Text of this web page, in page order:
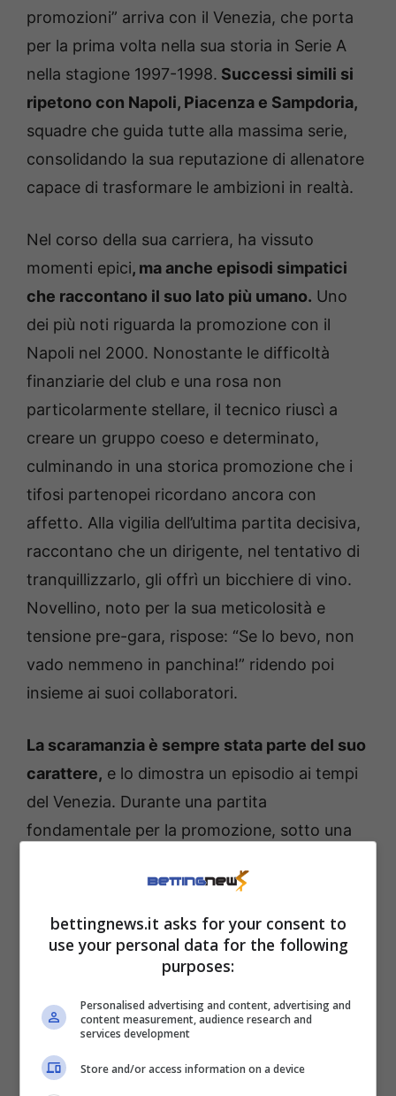
promozioni” arriva con il Venezia, che porta
per la prima volta nella sua storia in Serie A
nella stagione 1997-1998. Successi simili si
ripetono con Napoli, Piacenza e Sampdoria,
squadre che guida tutte alla massima serie,
consolidando la sua reputazione di allenatore
capace di trasformare le ambizioni in realtà.
Nel corso della sua carriera, ha vissuto
momenti epici, ma anche episodi simpatici
che raccontano il suo lato più umano. Uno
dei più noti riguarda la promozione con il
Napoli nel 2000. Nonostante le difficoltà
finanziarie del club e una rosa non
particolarmente stellare, il tecnico riuscì a
creare un gruppo coeso e determinato,
culminando in una storica promozione che i
tifosi partenopei ricordano ancora con
affetto. Alla vigilia dell’ultima partita decisiva,
raccontano che un dirigente, nel tentativo di
tranquillizzarlo, gli offrì un bicchiere di vino.
Novellino, noto per la sua meticolosità e
tensione pre-gara, rispose: “Se lo bevo, non
vado nemmeno in panchina!” ridendo poi
insieme ai suoi collaboratori.
La scaramanzia è sempre stata parte del suo
carattere, e lo dimostra un episodio ai tempi
del Venezia. Durante una partita
fondamentale per la promozione, sotto una
impermeabile giallo fosforescente. Da quel
giorno, quel capo divenne il suo portafortuna
e lo portò con sé in più di un’occasione
importante. La squadra, divertita da questa
sua abitudine, lo prendeva spesso in giro, e
pare che un giocatore arrivò persino a
regalargliene uno identico per sicurezza.
bettingnews.it asks for your consent to
use your personal data for the following
purposes:
Personalised advertising and content, advertising and
content measurement, audience research and
services development
Store and/or access information on a device